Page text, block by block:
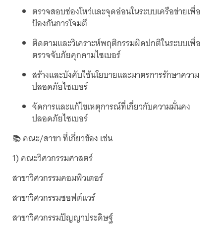
ตรวจสอบช่องโหว่และจุดอ่อนในระบบเครือข่ายเพื่อ
ป้องกันการโจมตี
ติดตามและวิเคราะห์พฤติกรรมผิดปกติในระบบเพื่อ
ตรวจจับภัยคุกคามไซเบอร์
สร้างและบังคับใช้นโยบายและมาตรการรักษาความ
ปลอดภัยไซเบอร์
จัดการและแก้ไขเหตุการณ์ที่เกี่ยวกับความมั่นคง
ปลอดภัยไซเบอร์
📚 คณะ/สาขา ที่เกี่ยวข้อง เช่น
1) คณะวิศวกรรมศาสตร์
สาขาวิศวกรรมคอมพิวเตอร์
สาขาวิศวกรรมซอฟต์แวร์
สาขาวิศวกรรมปัญญาประดิษฐ์